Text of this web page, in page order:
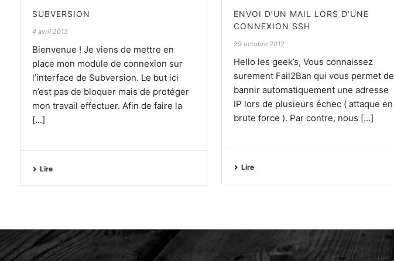
SUBVERSION
4 avril 2013
Bienvenue ! Je viens de mettre en
place mon module de connexion sur
l’interface de Subversion. Le but ici
n’est pas de bloquer mais de protéger
mon travail effectuer. Afin de faire la
[...]
Lire
ENVOI D’UN MAIL LORS D’UNE
CONNEXION SSH
29 octobre 2012
Hello les geek’s, Vous connaissez
surement Fail2Ban qui vous permet de
bannir automatiquement une adresse
IP lors de plusieurs échec ( attaque en
brute force ). Par contre, nous [...]
Lire